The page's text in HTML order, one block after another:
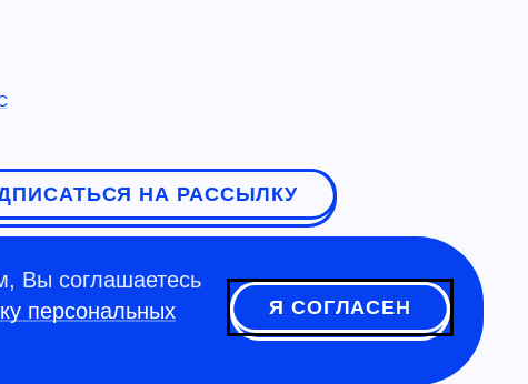
НА РАССЫЛКУ
Вы соглашаетесь
персональных
Я СОГЛАСЕН